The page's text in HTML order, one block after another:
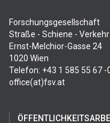
Forschungsgesellschaft
Straße - Schiene - Verkehr
Ernst-Melchior-Gasse 24
1020 Wien
Telefon: +43 1 585 55 67 -
office(at)fsv.at